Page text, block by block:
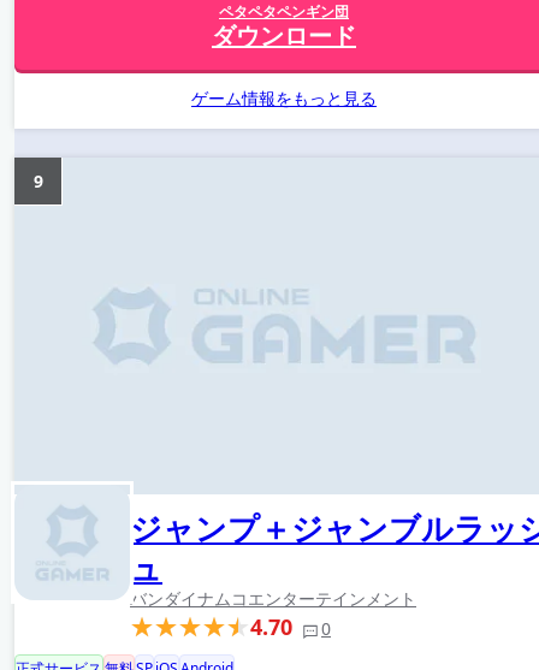
ペタペタペンギン団
ダウンロード
ゲーム情報をもっと見る
ジャンプ＋ジャンブルラッ
ュ
バンダイナムコエンターテインメント
4.70 0
9